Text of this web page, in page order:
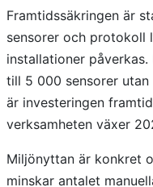
Framtidssäkringen är
sensorer och protokoll
installationer
till 5 000 sensorer
är investeringen
verksamheten växer
Miljönyttan är konkret
minskar antalet